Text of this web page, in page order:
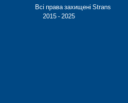
Всі права захищені Strans®
© 2015 - 2025